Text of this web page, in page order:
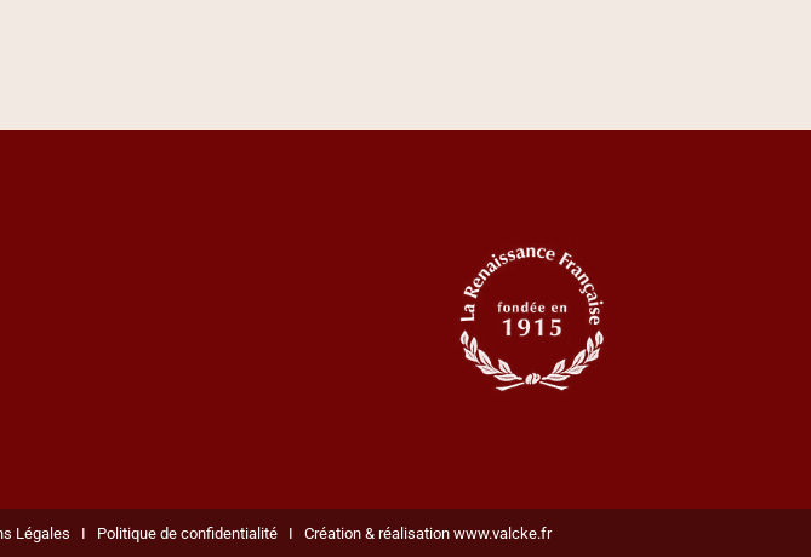
Légales I Politique de confidentialitéI Création & réalisation www.valcke.fr